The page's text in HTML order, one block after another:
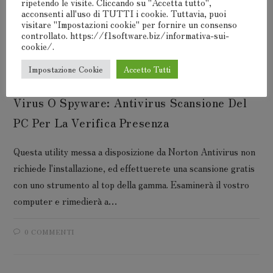
0 COMMENTI
INFORMATICA/PROBLEMI E BUG/SOFTWARE E
AGGIORNAMENTI
Virus O Spyware: Antivirus Scansione Del
PC Per La Verifica Presenza
Questa utility messa a disposizione da Norton Antivirus non
richiede l'installazione, ed effettuerete una scansione gratis
con uno strumento al top della gamma. Esaminerà il vostro
computer e rimedierà a…
0 COMMENTI
acconsenti all'uso di TUTTI i cookie. Tuttavia, puoi
visitare "Impostazioni cookie" per fornire un consenso
controllato. https://f1software.biz/informativa-sui-
cookie/.
Impostazione Cookie Accetto Tutti